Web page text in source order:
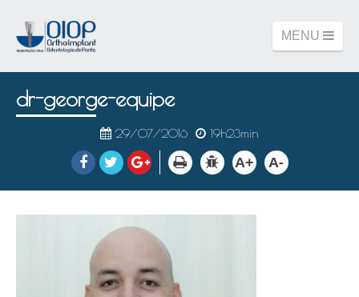
MENU
dr-george-equipe
29/07/2016 19h23min
A+ A-